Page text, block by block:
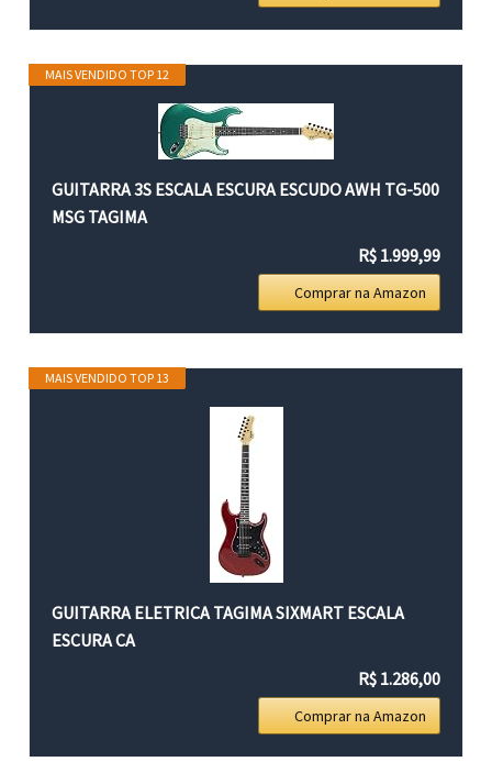
MAIS VENDIDO TOP 12
GUITARRA 3S ESCALA ESCURA ESCUDO AWH TG-500
MSG TAGIMA
R$ 1.999,99
Comprar na Amazon
MAIS VENDIDO TOP 13
GUITARRA ELETRICA TAGIMA SIXMART ESCALA
ESCURA CA
R$ 1.286,00
Comprar na Amazon